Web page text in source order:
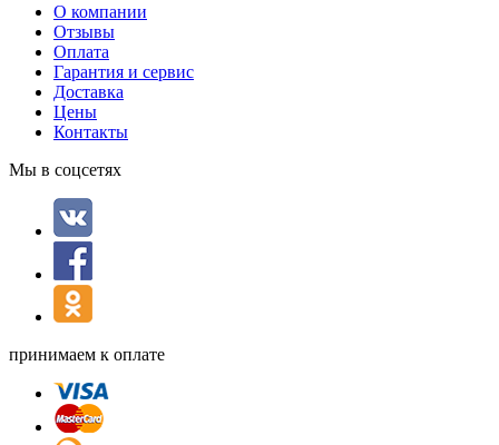
О компании
Отзывы
Оплата
Гарантия и сервис
Доставка
Цены
Контакты
Мы в соцсетях
принимаем к оплате